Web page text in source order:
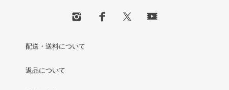
配送・送料について
返品について